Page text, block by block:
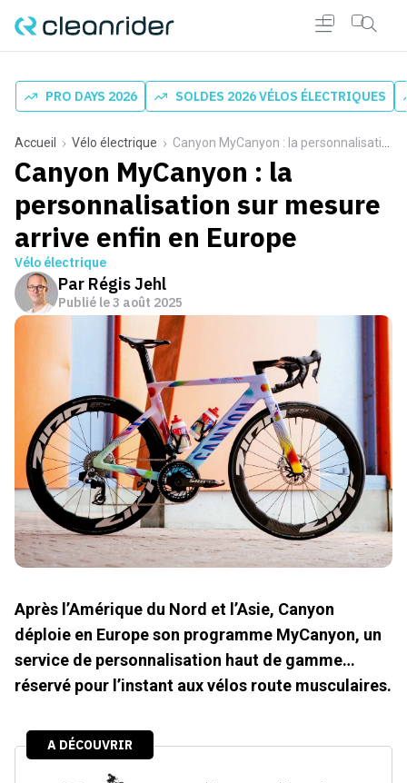
PRO DAYS 2026 SOLDES 2026 VÉLOS ÉLECTRIQUES
Accueil Vélo électrique Canyon MyCanyon : la personnalisation sur mesure arrive enfin en Europe
Canyon MyCanyon : la
personnalisation sur mesure
arrive enfin en Europe
Vélo électrique
Par Régis Jehl
Publié le3 août 2025
Après l’Amérique du Nord et l’Asie, Canyon
déploie en Europe son programme MyCanyon, un
service de personnalisation haut de gamme…
réservé pour l’instant aux vélos route musculaires.